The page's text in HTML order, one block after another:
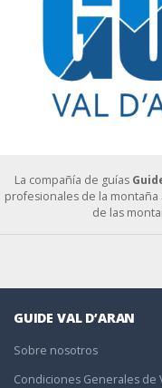
La compañía de guías
profesionales de la
de las
GUIDE VAL D’ARAN
Sobre nosotros
Condiciones Generales de